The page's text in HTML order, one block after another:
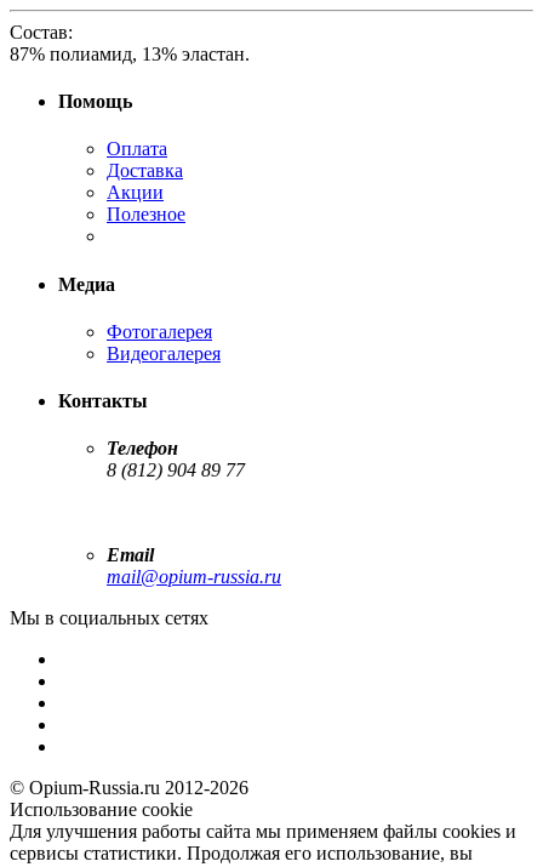
Состав:
87% полиамид, 13% эластан.
Помощь
Оплата
Доставка
Акции
Полезное
Медиа
Фотогалерея
Видеогалерея
Контакты
Телефон
8 (812) 904 89 77
Email
mail@opium-russia.ru
Мы в социальных сетях
© Opium-Russia.ru 2012-2026
Использование cookie
Для улучшения работы сайта мы применяем файлы cookies и
сервисы статистики. Продолжая его использование, вы